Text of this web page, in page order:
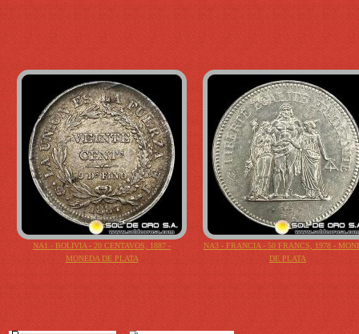
NA1 - BOLIVIA - 20 CENTAVOS, 1887 -
MONEDA DE PLATA
NA3 - FRANCIA - 50 FRANCS, 1978 -
DE PLATA